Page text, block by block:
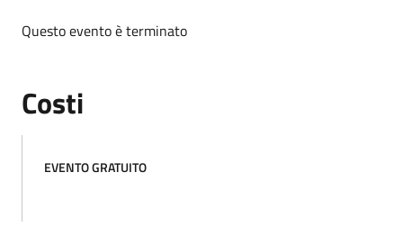
Questo evento è terminato
Costi
EVENTO GRATUITO